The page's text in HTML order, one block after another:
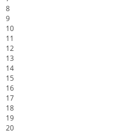
8
9
10
11
12
13
14
15
16
17
18
19
20